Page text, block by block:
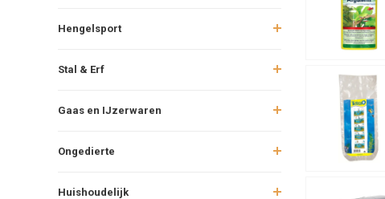
Hengelsport
Stal & Erf
Gaas en IJzerwaren
Ongedierte
Huishoudelijk